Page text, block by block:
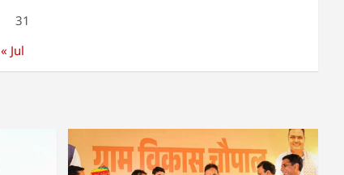
31
« Jul